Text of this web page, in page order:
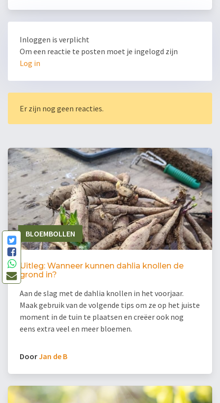
Inloggen is verplicht
Om een reactie te posten moet je ingelogd zijn
Log in
Er zijn nog geen reacties.
BLOEMBOLLEN
Uitleg: Wanneer kunnen dahlia knollen de
grond in?
Aan de slag met de dahlia knollen in het voorjaar.
Maak gebruik van de volgende tips om ze op het juiste
moment in de tuin te plaatsen en creëer ook nog
eens extra veel en meer bloemen.
DoorJan de B